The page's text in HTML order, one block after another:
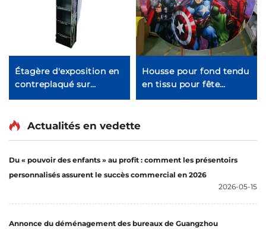
Étagère d'exposition en
contreplaqué sur
mesure pour fournitures
Housse pour fond tendu
en tissu pour fête
LjYXBT0001
Actualités en vedette
Du « pouvoir des enfants » au profit : comment les présentoirs
personnalisés assurent le succès commercial en 2026
2026-05-15
Annonce du déménagement des bureaux de Guangzhou